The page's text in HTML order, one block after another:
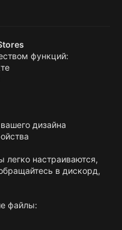
функций:
дизайна
настраиваются,
в дискорд,
файлы: